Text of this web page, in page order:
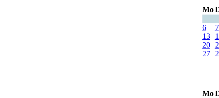
Mo
6
7
13
20
27
Mo